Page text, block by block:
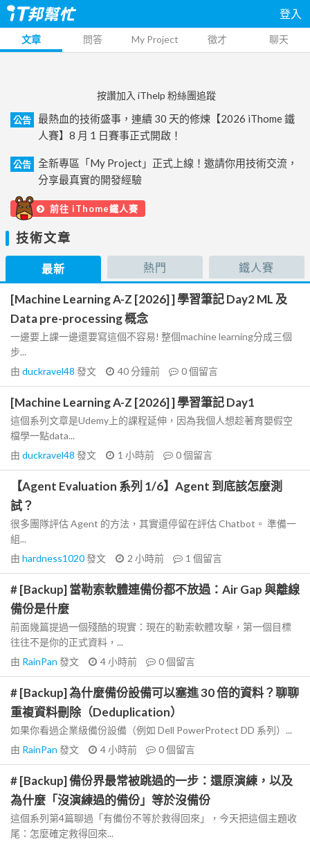
登入
文章 問答 My Project 徵才 聊天
按讚加入 iThelp 粉絲團追蹤
公告
最熱血的技術盛事，連續 30 天的修煉【2026 iThome 鐵
人賽】8 月 1 日賽事正式開啟！
公告
全新專區「My Project」正式上線！邀請你用技術交流，
分享最真實的開發經驗
前往 iThome鐵人賽
技術文章
最新 熱門 鐵人賽
[Machine Learning A-Z [2026] ] 學習筆記 Day2 ML 及
Data pre-processing 概念
一邊要上課一邊還要寫這個不容易! 整個machine learning分成三個
步...
由 duckravel48 發文 40 分鐘前 0個留言
[Machine Learning A-Z [2026] ] 學習筆記 Day1
這個系列文章是Udemy上的課程延伸，因為我個人想趁著育嬰假空
檔學一點data...
由 duckravel48 發文 1 小時前 0個留言
【Agent Evaluation 系列 1/6】Agent 到底該怎麼測
試？
很多團隊評估 Agent 的方法，其實還停留在評估 Chatbot。 準備一
組...
由 hardness1020發文 2 小時前 1 個留言
# [Backup] 當勒索軟體連備份都不放過：Air Gap 與離線
備份是什麼
前面幾篇提過一個殘酷的現實：現在的勒索軟體攻擊，第一個目標
往往不是你的正式資料，...
由 RainPan 發文 4 小時前 0個留言
# [Backup] 為什麼備份設備可以塞進 30 倍的資料？聊聊
重複資料刪除（Deduplication）
如果你看過企業級備份設備（例如 Dell PowerProtect DD 系列）...
由 RainPan 發文 4 小時前 0個留言
# [Backup] 備份界最常被跳過的一步：還原演練，以及
為什麼「沒演練過的備份」等於沒備份
這個系列第4篇聊過「有備份不等於救得回來」，今天把這個主題收
尾：怎麼確定救得回來...